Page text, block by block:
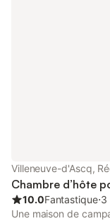
Villeneuve-d'Ascq,
Chambre d’hôte
10.0Fantastique⋅3
Une maison de